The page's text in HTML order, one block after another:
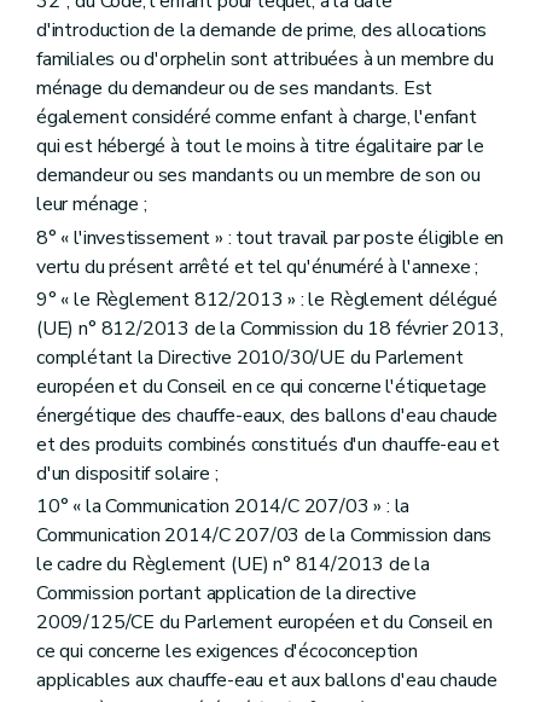
d'introduction de la demande de prime, des allocations
familiales ou d'orphelin sont attribuées à un membre du
ménage du demandeur ou de ses mandants. Est
également considéré comme enfant à charge, l'enfant
qui est hébergé à tout le moins à titre égalitaire par le
demandeur ou ses mandants ou un membre de son ou
leur ménage ;
8° « l'investissement » : tout travail par poste éligible en
vertu du présent arrêté et tel qu'énuméré à l'annexe ;
9° « le Règlement 812/2013 » : le Règlement délégué
(UE) n° 812/2013 de la Commission du 18 février 2013,
complétant la Directive 2010/30/UE du Parlement
européen et du Conseil en ce qui concerne l'étiquetage
énergétique des chauffe-eaux, des ballons d'eau chaude
et des produits combinés constitués d'un chauffe-eau et
d'un dispositif solaire ;
10° « la Communication 2014/C 207/03 » : la
Communication 2014/C 207/03 de la Commission dans
le cadre du Règlement (UE) n° 814/2013 de la
Commission portant application de la directive
2009/125/CE du Parlement européen et du Conseil en
ce qui concerne les exigences d'écoconception
applicables aux chauffe-eau et aux ballons d'eau chaude